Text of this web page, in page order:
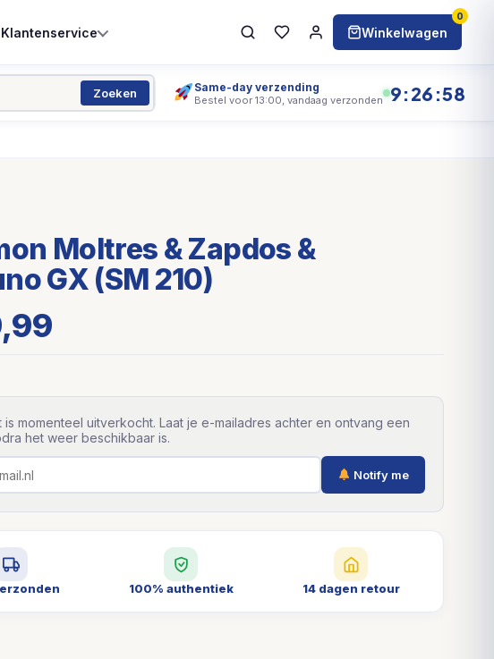
Klantenservice Winkelwagen
0
Zoeken Same-day verzending
Bestel voor 13:00, vandaag verzonden 9:26:58
Moltres & Zapdos &
GX (SM 210)
is momenteel uitverkocht. Laat je e-mailadres achter en ontvang een
het weer beschikbaar is.
Notify me
100% authentiek 14 dagen retour